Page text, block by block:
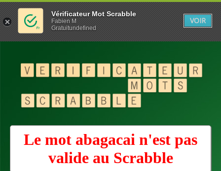
Le mot abagacai n'est pas
valide au Scrabble
Vérificateur Mot Scrabble
Fabien M
Gratuitundefined
VOIR